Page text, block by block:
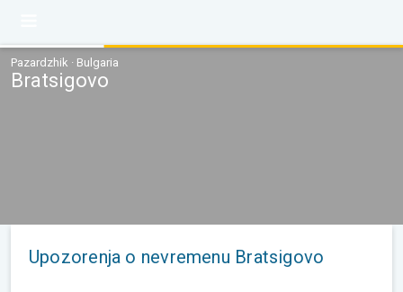
Pazardzhik · Bulgaria
Bratsigovo
Upozorenja o nevremenu Bratsigovo